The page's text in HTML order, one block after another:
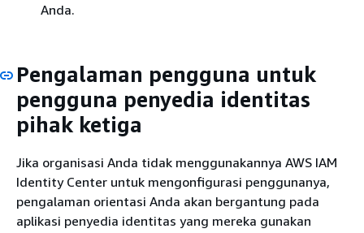
Anda.
Pengalaman pengguna untuk
pengguna penyedia identitas
pihak ketiga
Jika organisasi Anda tidak menggunakannya AWS IAM
Identity Center untuk mengonfigurasi penggunanya,
pengalaman orientasi Anda akan bergantung pada
aplikasi penyedia identitas yang mereka gunakan